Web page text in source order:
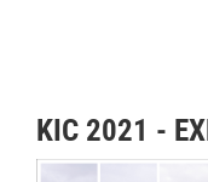
KIC 2021 -